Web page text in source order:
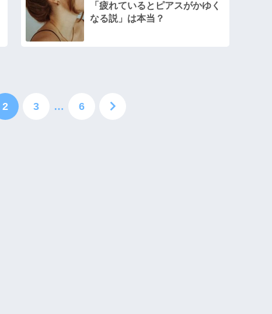
「疲れているとピアスがかゆく
なる説」は本当？
2 3 … 6